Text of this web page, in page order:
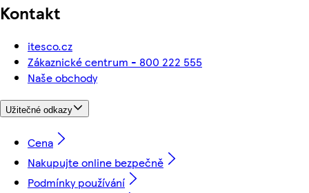
Kontakt
itesco.cz
Zákaznické centrum - 800 222 555
Naše obchody
Užitečné odkazy
Cena
Nakupujte online bezpečně
Podmínky používání